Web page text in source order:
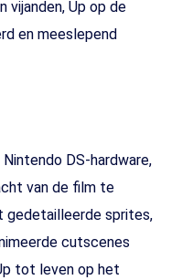
vijanden, Up op de
en meeslepend
DS-hardware,
van de film te
gedetailleerde sprites,
cutscenes
tot leven op het